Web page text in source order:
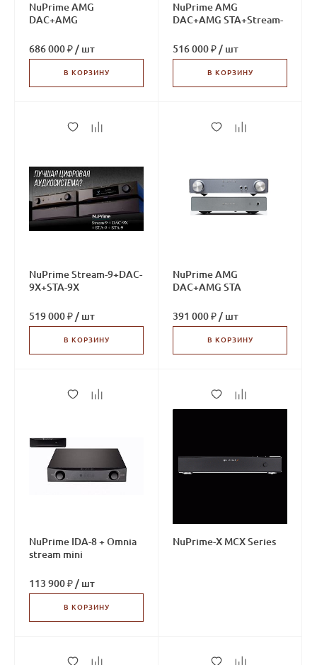
NuPrime AMG
DAC+AMG
686 000 ₽ / шт
В КОРЗИНУ
NuPrime AMG
DAC+AMG STA+Stream-
516 000 ₽ / шт
В КОРЗИНУ
NuPrime Stream-9+DAC-
9X+STA-9X
519 000 ₽ / шт
В КОРЗИНУ
NuPrime AMG
DAC+AMG STA
391 000 ₽ / шт
В КОРЗИНУ
NuPrime IDA-8 + Omnia
stream mini
113 900 ₽ / шт
В КОРЗИНУ
NuPrime-X MCX Series